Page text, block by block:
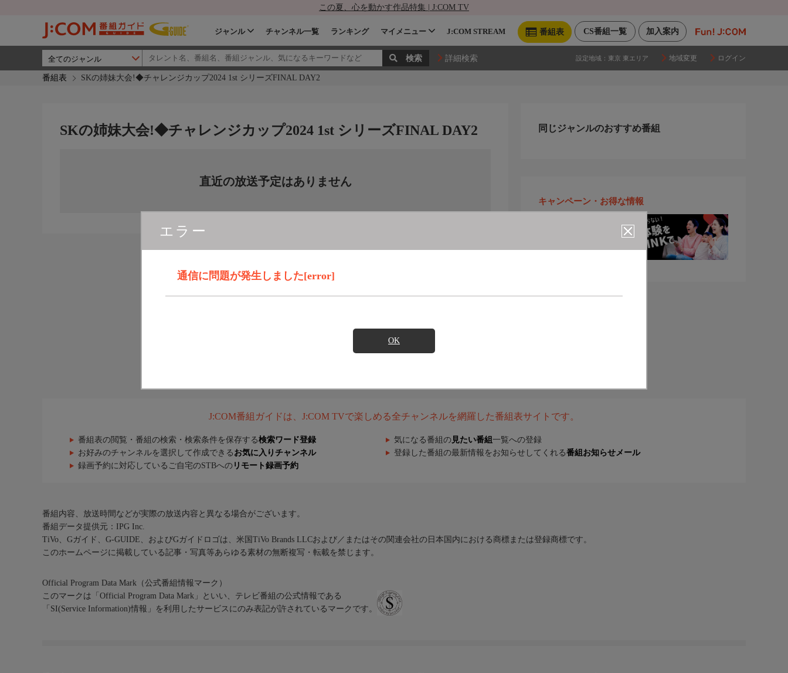
この夏、心を動かす作品特集 | J:COM TV
加入案内
CS番組一覧
番組表
ジャンル チャンネル一覧 ランキング マイメニュー J:COM STREAM
詳細検索 設定地域： 東京 東エリア 地域変更 ログイン
番組表 SKの姉妹大会!◆チャレンジカップ2024 1st シリーズFINAL DAY2
エラー
通信に問題が発生しました[error]
OK
SKの姉妹大会!◆チャレンジカップ2024 1st シリーズFINAL DAY2
直近の放送予定はありません
同じジャンルのおすすめ番組
キャンペーン・お得な情報
J:COM番組ガイドは、J:COM TVで楽しめる全チャンネルを網羅した番組表サイトです。
番組表の閲覧・番組の検索・検索条件を保存する検索ワード登録 気になる番組の 見たい番組 一覧への登録
お好みのチャンネルを選択して作成できる お気に入りチャンネル 登録した番組の最新情報をお知らせしてくれる番組お知らせメール
録画予約に対応しているご自宅のSTBへの リモート録画予約
番組内容、放送時間などが実際の放送内容と異なる場合がございます。
番組データ提供元：IPG Inc.
TiVo、Gガイド、G-GUIDE、およびGガイドロゴは、米国TiVo Brands LLCおよび／またはその関連会社の日本国内における商標または登録商標です。
このホームページに掲載している記事・写真等あらゆる素材の無断複写・転載を禁じます。
Official Program Data Mark（公式番組情報マーク）
このマークは「Official Program Data Mark」といい、テレビ番組の公式情報である
「SI(Service Information)情報」を利用したサービスにのみ表記が許されているマークです。